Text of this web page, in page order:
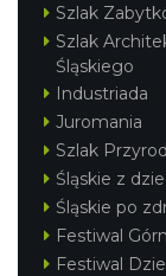
Szlak
Szlak
Śląskiego
Industriada
Juromania
Szlak
Śląskie z
Śląskie po
Festiwal
Festiwal